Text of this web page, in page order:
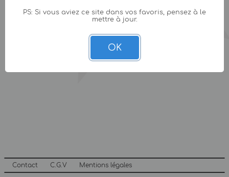
Contact C.G.V Mentions légales
PS: Si vous aviez ce site dans vos favoris, pensez à le
mettre à jour.
OK